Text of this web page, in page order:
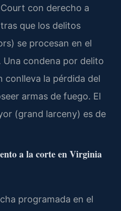
con derecho a
que los delitos
se procesan en el
condena por delito
conlleva la pérdida del
armas de fuego. El
(grand larceny) es de
a la corte en Virginia
programada en el